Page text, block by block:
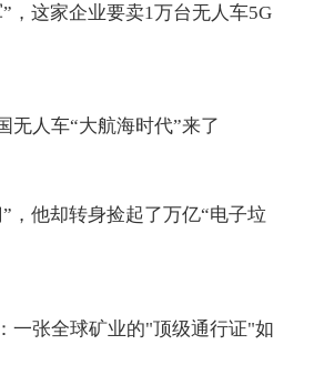
，这家企业要卖1万台无人车5G
无人车“大航海时代”来了
，他却转身捡起了万亿“电子垃
一张全球矿业的"顶级通行证"如